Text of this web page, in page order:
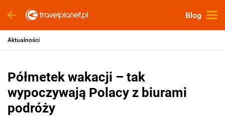
Blog
Aktualności
Półmetek wakacji – tak
wypoczywają Polacy z biurami
podróży